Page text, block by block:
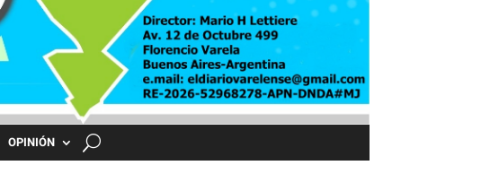
OPINIÓN